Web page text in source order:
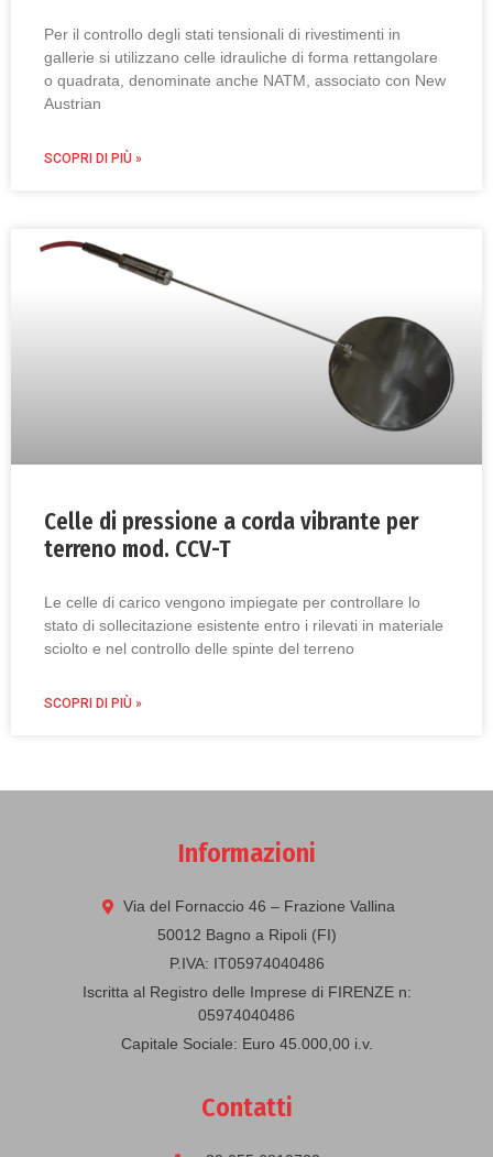
Per il controllo degli stati tensionali di rivestimenti in
gallerie si utilizzano celle idrauliche di forma rettangolare
o quadrata, denominate anche NATM, associato con New
Austrian
SCOPRI DI PIÙ »
Celle di pressione a corda vibrante per
terreno mod. CCV-T
Le celle di carico vengono impiegate per controllare lo
stato di sollecitazione esistente entro i rilevati in materiale
sciolto e nel controllo delle spinte del terreno
SCOPRI DI PIÙ »
Informazioni
Via del Fornaccio 46 – Frazione Vallina
50012 Bagno a Ripoli (FI)
P.IVA: IT05974040486
Iscritta al Registro delle Imprese di FIRENZE n:
05974040486
Capitale Sociale: Euro 45.000,00 i.v.
Contatti